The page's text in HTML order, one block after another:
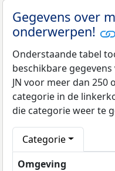
Gegevens over
onderwerpen!
Onderstaande tabel
beschikbare
JN voor meer dan 250
categorie in de
die categorie weer te
Categorie
Omgeving